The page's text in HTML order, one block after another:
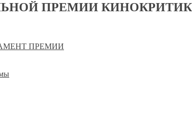
ПРЕМИИ
ПРЕМИИ